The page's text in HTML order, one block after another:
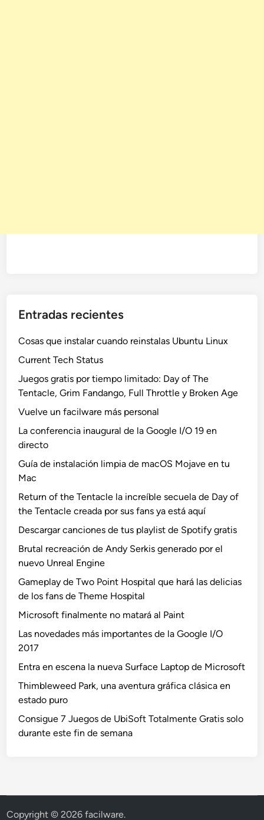
Entradas recientes
Cosas que instalar cuando reinstalas Ubuntu Linux
Current Tech Status
Juegos gratis por tiempo limitado: Day of The
Tentacle, Grim Fandango, Full Throttle y Broken Age
Vuelve un facilware más personal
La conferencia inaugural de la Google I/O 19 en
directo
Guía de instalación limpia de macOS Mojave en tu
Mac
Return of the Tentacle la increíble secuela de Day of
the Tentacle creada por sus fans ya está aquí
Descargar canciones de tus playlist de Spotify gratis
Brutal recreación de Andy Serkis generado por el
nuevo Unreal Engine
Gameplay de Two Point Hospital que hará las delicias
de los fans de Theme Hospital
Microsoft finalmente no matará al Paint
Las novedades más importantes de la Google I/O
2017
Entra en escena la nueva Surface Laptop de Microsoft
Thimbleweed Park, una aventura gráfica clásica en
estado puro
Consigue 7 Juegos de UbiSoft Totalmente Gratis solo
durante este fin de semana
Copyright © 2026facilware.